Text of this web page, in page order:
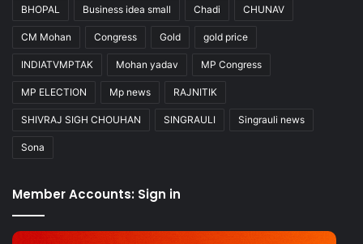
BHOPAL Business idea small Chadi CHUNAV
CM Mohan Congress Gold gold price
INDIATVMPTAK Mohan yadav MP Congress
MP ELECTION Mp news RAJNITIK
SHIVRAJ SIGH CHOUHAN SINGRAULI Singrauli news
Sona
Member Accounts: Sign in